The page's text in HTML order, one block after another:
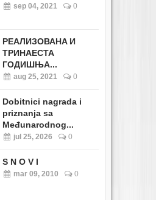
sep 04, 2021 0
РЕАЛИЗОВАНA И
ТРИНАЕСТА
ГОДИШЊА...
aug 25, 2021 0
Dobitnici nagrada i
priznanja sa
Međunarodnog...
jul 25, 2026 0
S N O V I
mar 09, 2010 0